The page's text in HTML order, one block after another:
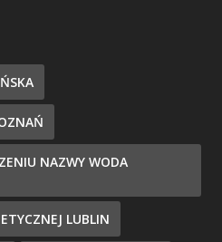
NAZWY WODA
LUBLIN